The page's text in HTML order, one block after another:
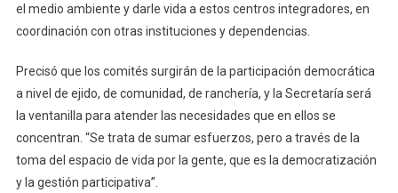
el medio ambiente y darle vida a estos centros integradores, en
coordinación con otras instituciones y dependencias.
Precisó que los comités surgirán de la participación democrática
a nivel de ejido, de comunidad, de ranchería, y la Secretaría será
la ventanilla para atender las necesidades que en ellos se
concentran. “Se trata de sumar esfuerzos, pero a través de la
toma del espacio de vida por la gente, que es la democratización
y la gestión participativa”.